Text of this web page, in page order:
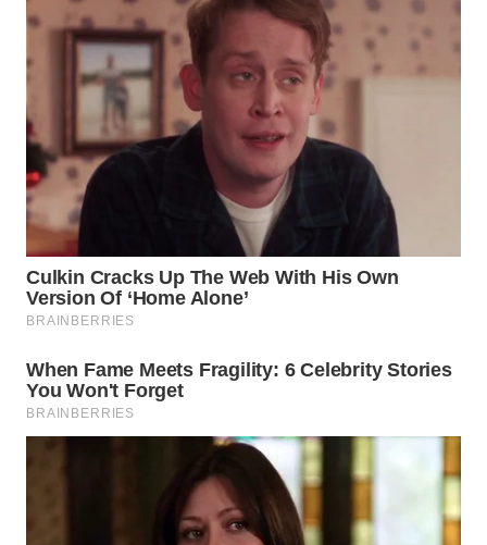
WN
INDRAMAYU
WN
KUNINGAN
WN
MAJALENGKA
WN
SUBANG
SUKABUMI
WN